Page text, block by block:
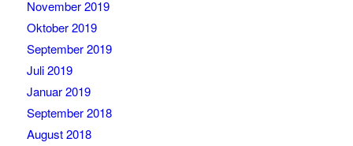
November 2019
Oktober 2019
September 2019
Juli 2019
Januar 2019
September 2018
August 2018